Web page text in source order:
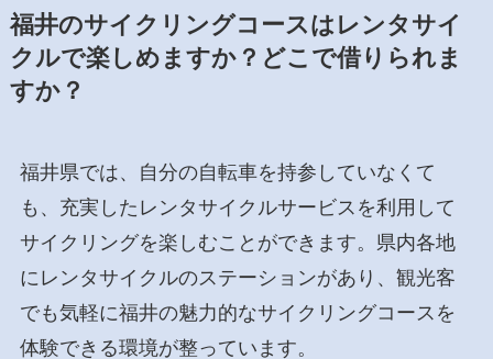
福井のサイクリングコースはレンタサイ
クルで楽しめますか？どこで借りられま
すか？
福井県では、自分の自転車を持参していなくて
も、充実したレンタサイクルサービスを利用して
サイクリングを楽しむことができます。県内各地
にレンタサイクルのステーションがあり、観光客
でも気軽に福井の魅力的なサイクリングコースを
体験できる環境が整っています。